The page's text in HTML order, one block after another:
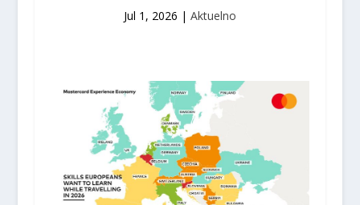
Jul 1, 2026 | Aktuelno